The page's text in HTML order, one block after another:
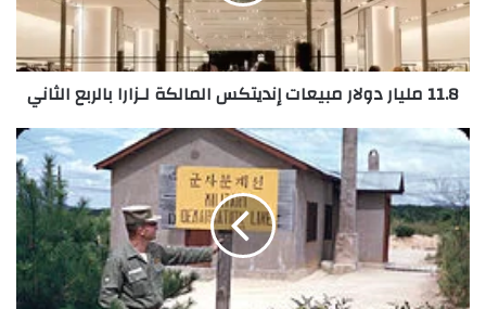
شارك هذا الموضوع:
ر
ل
ر
م
ب
ي
ع
ا
11.8 مليار دولار مبيعات إنديتكس المالكة لـزارا بالربع الثاني
ك
ت
ب
د
.
س
ع
د